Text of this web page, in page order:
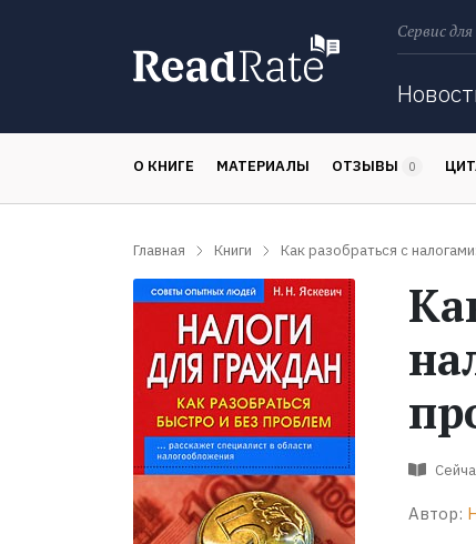
Сервис
О КНИГЕ МАТЕРИАЛЫ ОТЗЫВЫ 0
Главная Книги Как разобраться с
Автор: